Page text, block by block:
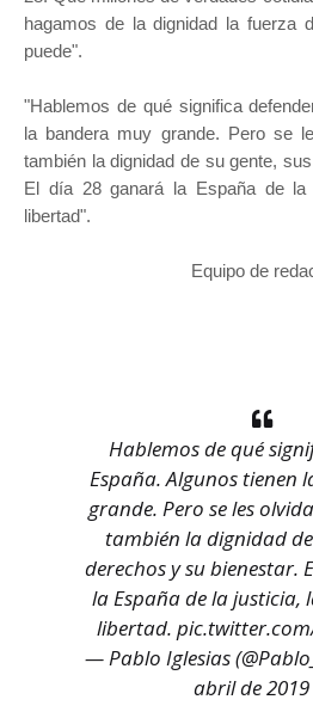
hagamos de la dignidad la fuerza
puede".
"Hablemos de qué significa
la bandera muy grande. Pero se
también la dignidad de su gente,
El día 28 ganará la España de
libertad".
Equipo de
Hablemos de qué
España. Algunos tienen
grande. Pero se les
también la dignidad
derechos y su bienestar.
la España de la justicia,
libertad.
— Pablo Iglesias
abril de 2019